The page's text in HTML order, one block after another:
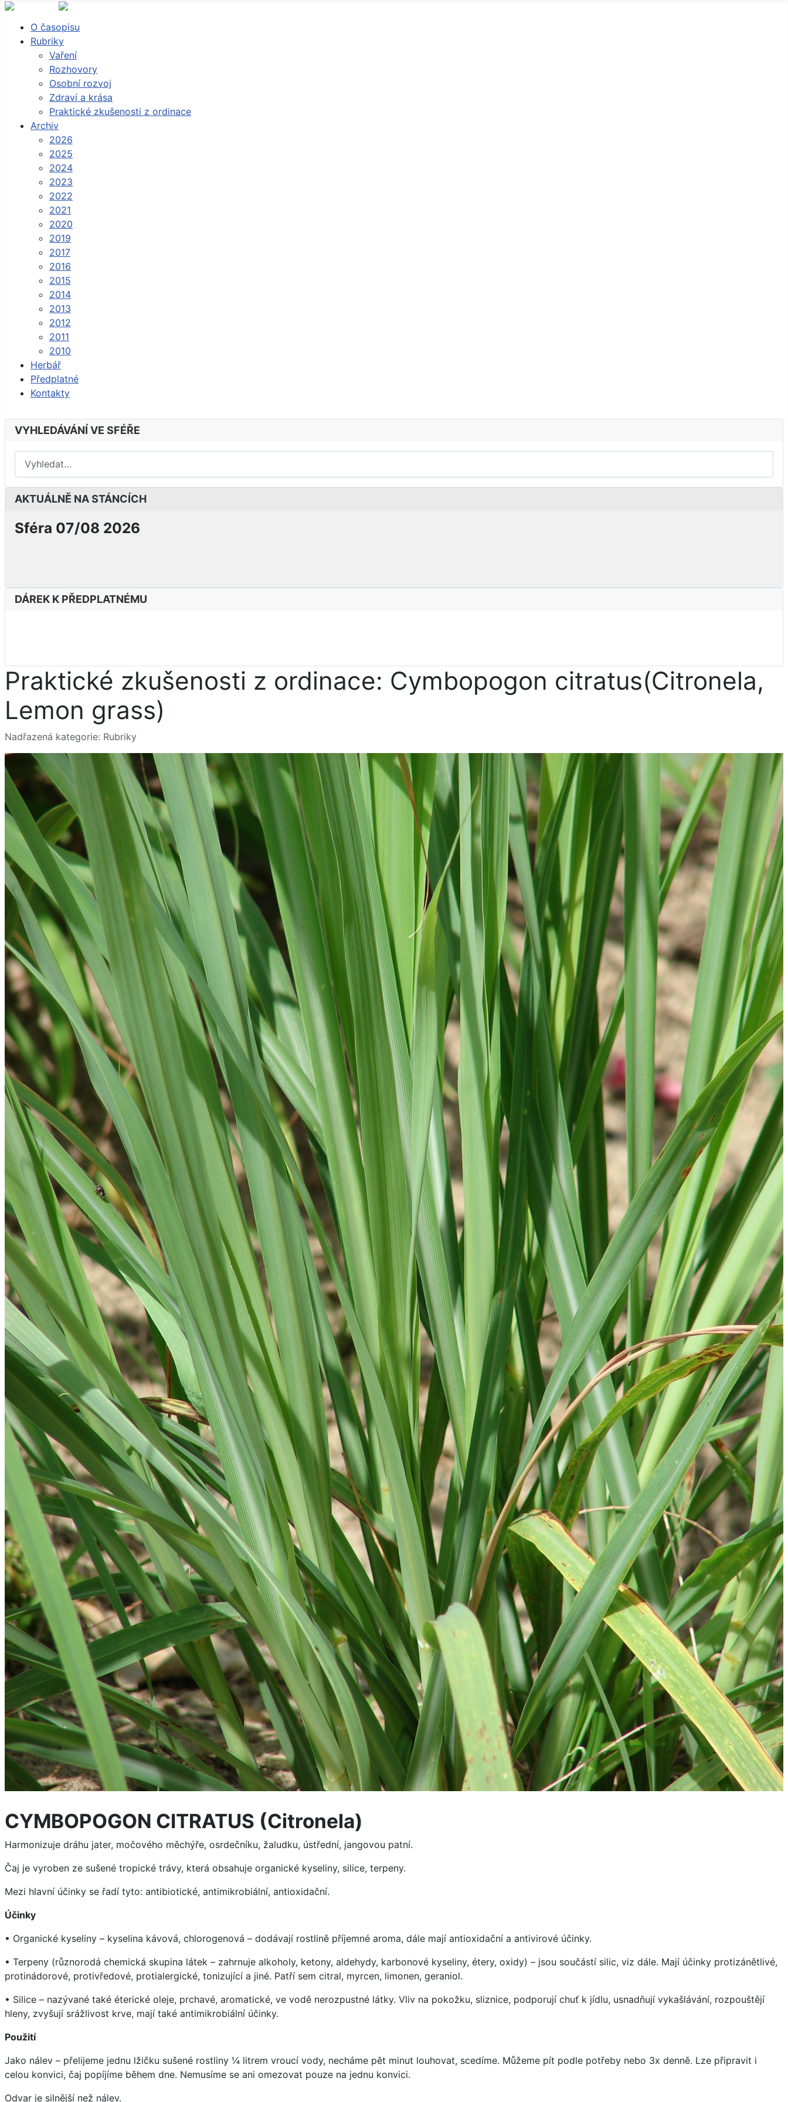
O časopisu
Rubriky
Vaření
Rozhovory
Osobní rozvoj
Zdraví a krása
Praktické zkušenosti z ordinace
Archiv
2026
2025
2024
2023
2022
2021
2020
2019
2017
2016
2015
2014
2013
2012
2011
2010
Herbář
Předplatné
Kontakty
VYHLEDÁVÁNÍ VE SFÉŘE
AKTUÁLNĚ NA STÁNCÍCH
Sféra 07/08 2026
DÁREK K PŘEDPLATNÉMU
Praktické zkušenosti z ordinace: Cymbopogon citratus(Citronela,
Lemon grass)
Základní údaje
Nadřazená kategorie: Rubriky
CYMBOPOGON CITRATUS (Citronela)
Harmonizuje dráhu jater, močového měchýře, osrdečníku, žaludku, ústřední, jangovou patní.
Čaj je vyroben ze sušené tropické trávy, která obsahuje organické kyseliny, silice, terpeny.
Mezi hlavní účinky se řadí tyto: antibiotické, antimikrobiální, antioxidační.
Účinky
• Organické kyseliny – kyselina kávová, chlorogenová – dodávají rostlině příjemné aroma, dále mají antioxidační a antivirové účinky.
• Terpeny (různorodá chemická skupina látek – zahrnuje alkoholy, ketony, aldehydy, karbonové kyseliny, étery, oxidy) – jsou součástí silic, viz dále. Mají účinky protizánětlivé,
protinádorové, protivředové, protialergické, tonizující a jiné. Patří sem citral, myrcen, limonen, geraniol.
• Silice – nazývané také éterické oleje, prchavé, aromatické, ve vodě nerozpustné látky. Vliv na pokožku, sliznice, podporují chuť k jídlu, usnadňují vykašlávání, rozpouštějí
hleny, zvyšují srážlivost krve, mají také antimikrobiální účinky.
Použití
Jako nálev – přelijeme jednu lžičku sušené rostliny ¼ litrem vroucí vody, necháme pět minut louhovat, scedíme. Můžeme pít podle potřeby nebo 3x denně. Lze připravit i
celou konvici, čaj popíjíme během dne. Nemusíme se ani omezovat pouze na jednu konvici.
Odvar je silnější než nálev.